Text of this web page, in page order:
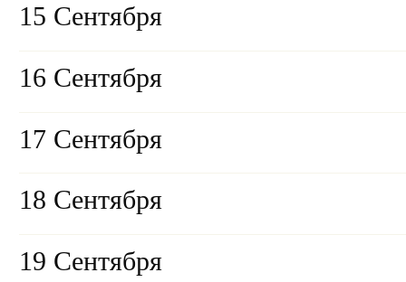
15 Сентября
16 Сентября
17 Сентября
18 Сентября
19 Сентября